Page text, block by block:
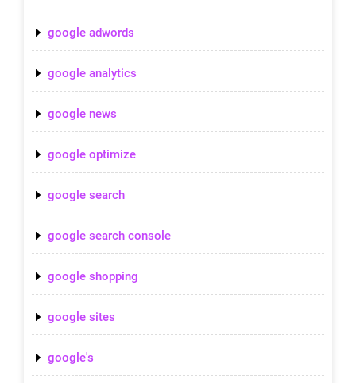
google adwords
google analytics
google news
google optimize
google search
google search console
google shopping
google sites
google's